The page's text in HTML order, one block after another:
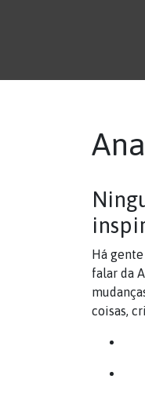
Há
falar da
coisas,